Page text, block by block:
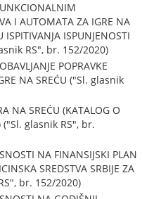
I AUTOMATA ZA IGRE NA
ISPUNJENOSTI
RS", br. 152/2020)
POPRAVKE
NA SREĆU ("Sl. glasnik
NA SREĆU (KATALOG O
("Sl. glasnik RS", br.
NA FINANSIJSKI PLAN
SREDSTVA SRBIJE ZA
br. 152/2020)